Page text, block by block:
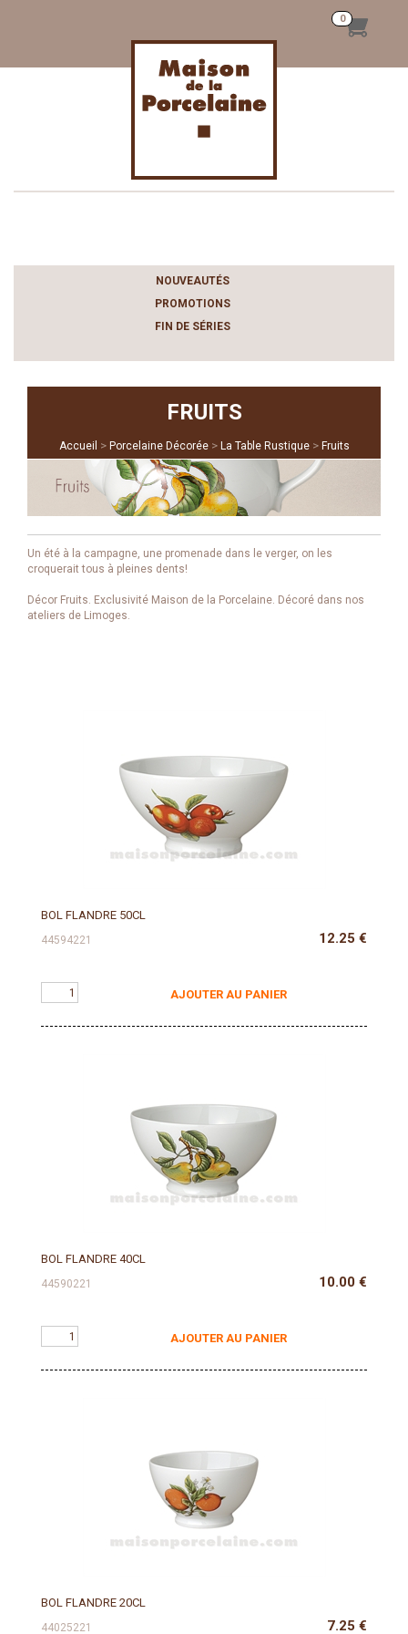
NOUVEAUTÉS
PROMOTIONS
FIN DE SÉRIES
FRUITS
Accueil > Porcelaine Décorée > La Table Rustique > Fruits
Un été à la campagne, une promenade dans le verger, on les
croquerait tous à pleines dents!
Décor Fruits. Exclusivité Maison de la Porcelaine. Décoré dans nos
ateliers de Limoges.
BOL FLANDRE 50CL
44594221 12.25 €
AJOUTER AU PANIER
BOL FLANDRE 40CL
44590221 10.00 €
AJOUTER AU PANIER
BOL FLANDRE 20CL
44025221 7.25 €